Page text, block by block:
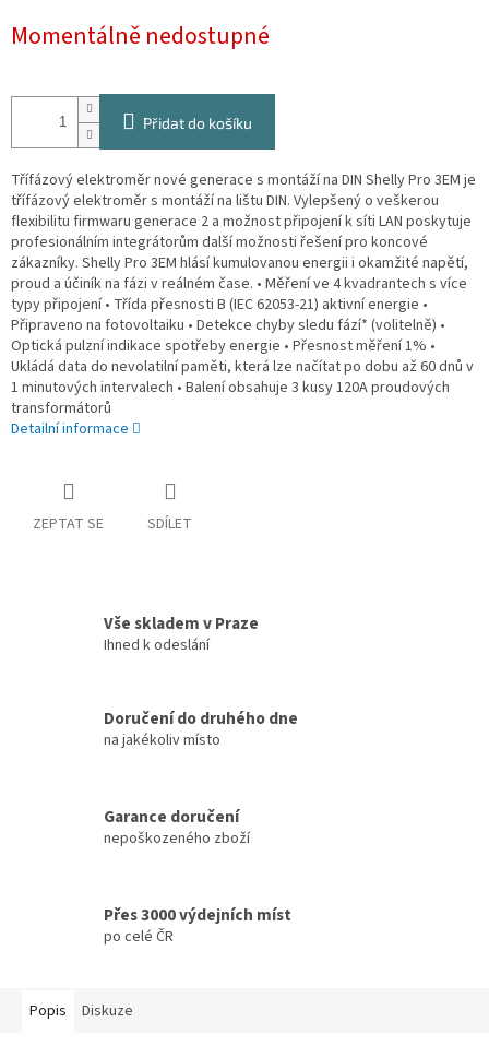
cena:
Momentálně nedostupné
Přidat do košíku
Třífázový elektroměr nové generace s montáží na DIN Shelly Pro 3EM je
třífázový elektroměr s montáží na lištu DIN. Vylepšený o veškerou
flexibilitu firmwaru generace 2 a možnost připojení k síti LAN poskytuje
profesionálním integrátorům další možnosti řešení pro koncové
zákazníky. Shelly Pro 3EM hlásí kumulovanou energii i okamžité napětí,
proud a účiník na fázi v reálném čase. • Měření ve 4 kvadrantech s více
typy připojení • Třída přesnosti B (IEC 62053-21) aktivní energie •
Připraveno na fotovoltaiku • Detekce chyby sledu fází* (volitelně) •
Optická pulzní indikace spotřeby energie • Přesnost měření 1% •
Ukládá data do nevolatilní paměti, která lze načítat po dobu až 60 dnů v
1 minutových intervalech • Balení obsahuje 3 kusy 120A proudových
transformátorů
Detailní informace
ZEPTAT SE SDÍLET
Vše skladem v Praze
Ihned k odeslání
Doručení do druhého dne
na jakékoliv místo
Garance doručení
nepoškozeného zboží
Přes 3000 výdejních míst
po celé ČR
Popis Diskuze